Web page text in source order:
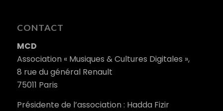
CONTACT
MCD
Association « Musiques & Cultures Digitales »,
8 rue du général Renault
75011 Paris
Présidente de l’association : Hadda Fizir